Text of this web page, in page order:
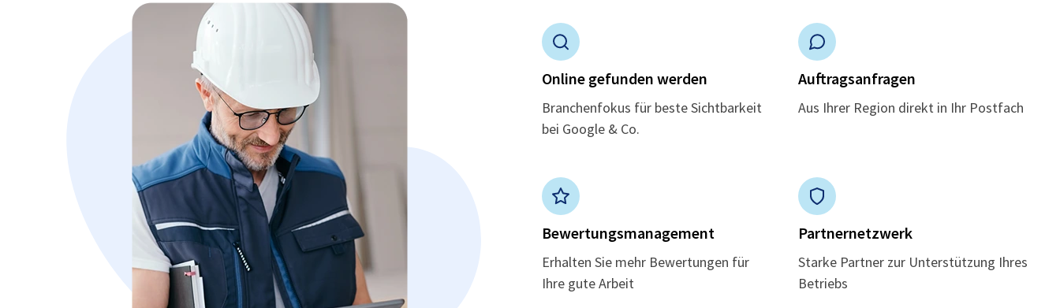
Online gefunden werden
Branchenfokus für beste Sichtbarkeit
bei Google & Co.
Auftragsanfragen
Aus Ihrer Region direkt in Ihr Postfach
Bewertungsmanagement
Erhalten Sie mehr Bewertungen für
Ihre gute Arbeit
Partnernetzwerk
Starke Partner zur Unterstützung Ihres
Betriebs